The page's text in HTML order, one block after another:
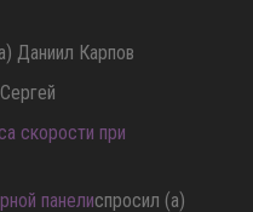
Даниил Карпов
скорости при
панелиспросил (а)